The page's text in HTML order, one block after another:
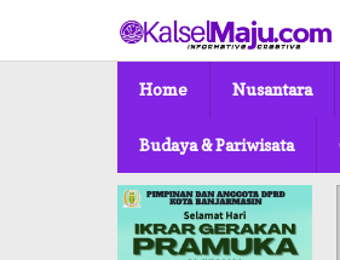
konten
Home Nusantara
Budaya & Pariwisata